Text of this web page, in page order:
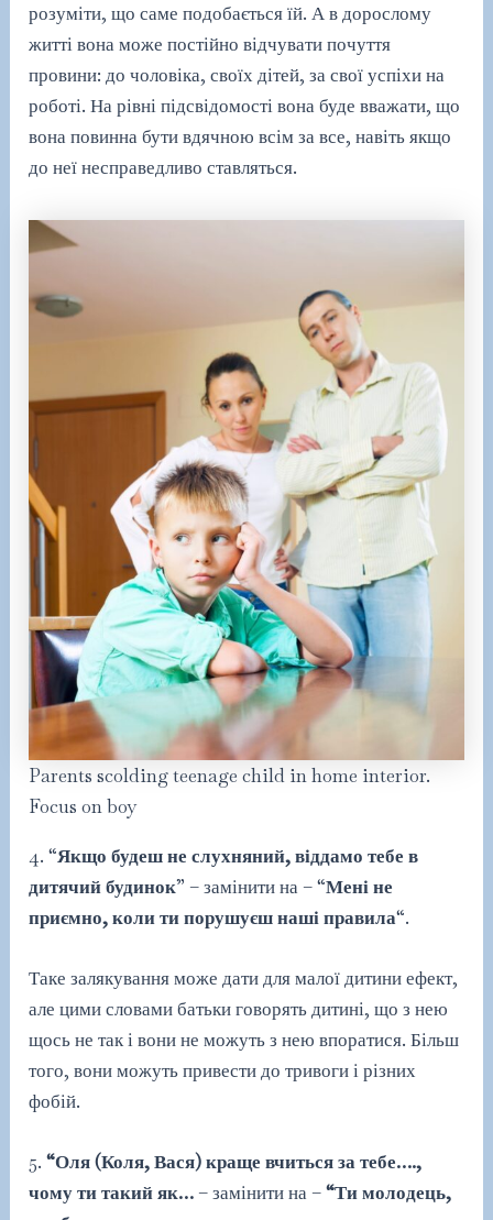
розуміти, що саме подобається їй. А в дорослому
житті вона може постійно відчувати почуття
провини: до чоловіка, своїх дітей, за свої успіхи на
роботі. На рівні підсвідомості вона буде вважати, що
вона повинна бути вдячною всім за все, навіть якщо
до неї несправедливо ставляться.
Parents scolding teenage child in home interior.
Focus on boy
4. “Якщо будеш не слухняний, віддамо тебе в
дитячий будинок” – замінити на – “Мені не
приємно, коли ти порушуєш наші правила“.
Таке залякування може дати для малої дитини ефект,
але цими словами батьки говорять дитині, що з нею
щось не так і вони не можуть з нею впоратися. Більш
того, вони можуть привести до тривоги і різних
фобій.
5.“Оля (Коля, Вася) краще вчиться за тебе….,
чому ти такий як…– замінити на –“Ти молодець,